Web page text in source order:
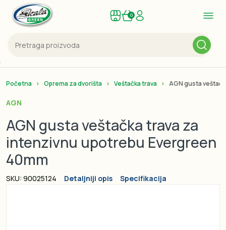
0
Početna Oprema za dvorišta Veštačka trava AGN gusta
AGN
AGN gusta veštačka trava za
intenzivnu upotrebu Evergreen
40mm
SKU: 90025124 Detaljniji opis Specifikacija